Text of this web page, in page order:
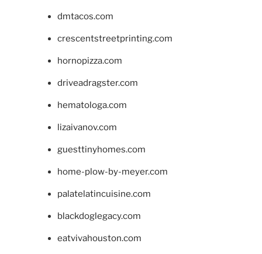
dmtacos.com
crescentstreetprinting.com
hornopizza.com
driveadragster.com
hematologa.com
lizaivanov.com
guesttinyhomes.com
home-plow-by-meyer.com
palatelatincuisine.com
blackdoglegacy.com
eatvivahouston.com